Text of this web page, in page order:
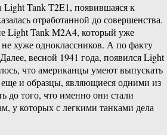
Light Tank T2E1, появившаяся к
отработанной до совершенства.
Light Tank M2A4, который уже
хуже одноклассников. А по факту
весной 1941 года, появился Light
что американцы умеют выпускать
еще и образцы, являющиеся одними из
до того, что именно они стали
у которых с легкими танками дела